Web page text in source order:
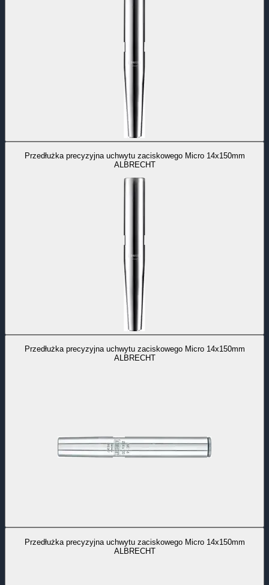
Przedłużka precyzyjna uchwytu zaciskowego Micro 14x150mm
ALBRECHT
Przedłużka precyzyjna uchwytu zaciskowego Micro 14x150mm
ALBRECHT
Przedłużka precyzyjna uchwytu zaciskowego Micro 14x150mm
ALBRECHT